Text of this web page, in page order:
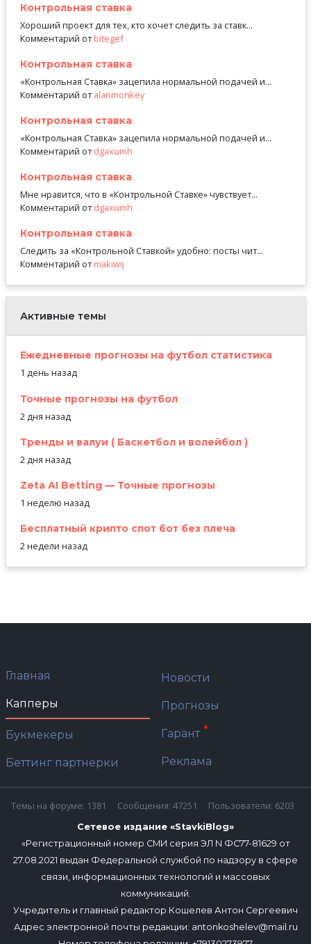
Контрольная ставка
Хороший проект для тех, кто хочет следить за ставк...
Комментарий отbitegef
Контрольная ставка
«Контрольная Ставка» зацепила нормальной подачей и...
Комментарий отalanmonkey
Контрольная ставка
«Контрольная Ставка» зацепила нормальной подачей и...
Комментарий отdgaxumh
Контрольная ставка
Мне нравится, что в «Контрольной Ставке» чувствует...
Комментарий отdgaxumh
Контрольная ставка
Следить за «Контрольной Ставкой» удобно: посты чит...
Комментарий отmakiwij
Активные темы
Ежедневные прогнозы на футбол статистика
1 день назад
Точные прогнозы на футбол
2 дня назад
Тренды и валуи ( Баскетбол и волейбол )
2 дня назад
Zeta AI Betting — Точные прогнозы
1 неделю назад
Бесплатный крипто спот бот без плеча
2 недели назад
Главная
Капперы
Букмекеры
Беттинг партнерки
Новости
Прогнозы
Гарант
Реклама
Сетевое издание «StavkiBlog»
«Регистрационный номер СМИ серия ЭЛ N ФС77-81629 от
27.08.2021 выдан Федеральной службой по надзору в сфере
связи, информационных технологий и массовых
коммуникаций.
Учредитель и главный редактор Кошелев Антон Сергеевич
Адрес электронной почты редакции: antonkoshelev@mail.ru
Темы на форуме: 1381 Сообщения: 47251 Пользователи: 6203